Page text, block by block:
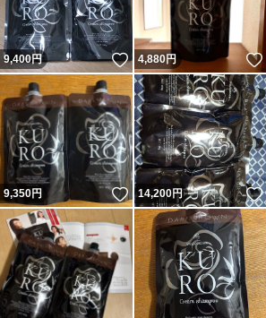
9,400円 いいね！
4,880円
9,350円 いいね！
14,200円